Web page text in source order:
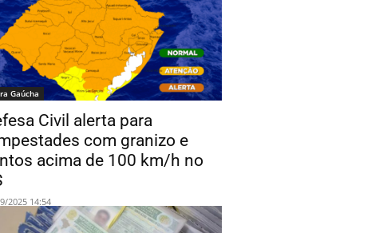
Gaúcha
Civil alerta para
com granizo e
acima de 100 km/h no
2025 14:54